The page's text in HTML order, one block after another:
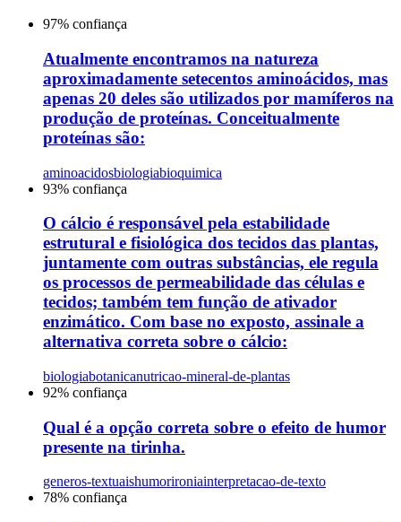
97% confiança
Atualmente encontramos na natureza
aproximadamente setecentos aminoácidos, mas
apenas 20 deles são utilizados por mamíferos na
produção de proteínas. Conceitualmente
proteínas são:
aminoacidosbiologiabioquimica
93% confiança
O cálcio é responsável pela estabilidade
estrutural e fisiológica dos tecidos das plantas,
juntamente com outras substâncias, ele regula
os processos de permeabilidade das células e
tecidos; também tem função de ativador
enzimático. Com base no exposto, assinale a
alternativa correta sobre o cálcio:
biologiabotanicanutricao-mineral-de-plantas
92% confiança
Qual é a opção correta sobre o efeito de humor
presente na tirinha.
generos-textuaishumorironiainterpretacao-de-texto
78% confiança